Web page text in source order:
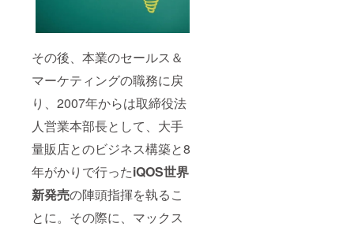
その後、本業のセールス＆
マーケティングの職務に戻
り、2007年からは取締役法
人営業本部長として、大手
量販店とのビジネス構築と8
年がかりで行ったiQOS世界
新発売の陣頭指揮を執るこ
とに。その際に、マックス